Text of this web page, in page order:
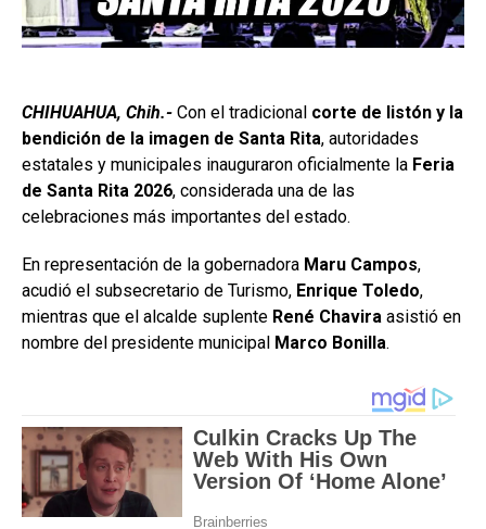
CHIHUAHUA, Chih.- Con el tradicional corte de listón y la
bendición de la imagen de Santa Rita, autoridades
estatales y municipales inauguraron oficialmente la Feria
de Santa Rita 2026, considerada una de las
celebraciones más importantes del estado.
En representación de la gobernadora Maru Campos,
acudió el subsecretario de Turismo, Enrique Toledo,
mientras que el alcalde suplente René Chavira asistió en
nombre del presidente municipal Marco Bonilla.